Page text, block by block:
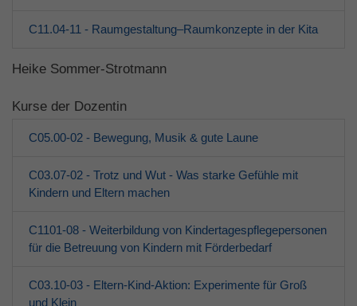
C11.04-11 - Raumgestaltung–Raumkonzepte in der Kita
Heike Sommer-Strotmann
Kurse der Dozentin
C05.00-02 - Bewegung, Musik & gute Laune
C03.07-02 - Trotz und Wut - Was starke Gefühle mit
Kindern und Eltern machen
C1101-08 - Weiterbildung von Kindertagespflegepersonen
für die Betreuung von Kindern mit Förderbedarf
C03.10-03 - Eltern-Kind-Aktion: Experimente für Groß
und Klein